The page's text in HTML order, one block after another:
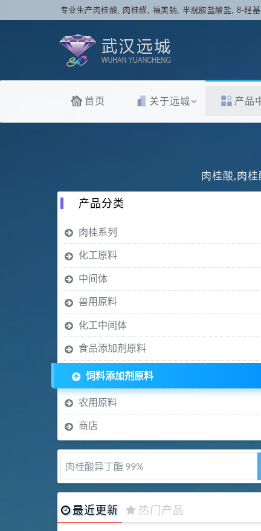
专业生产肉桂酸, 肉桂醛, 福美钠, 半胱胺盐酸盐, 8-羟
首页 关于远城 产品
肉桂酸,肉
产品分类
肉桂系列
化工原料
中间体
兽用原料
化工中间体
食品添加剂原料
饲料添加剂原料
农用原料
商店
肉桂酸异丁酯 99%
最近更新 热门产品